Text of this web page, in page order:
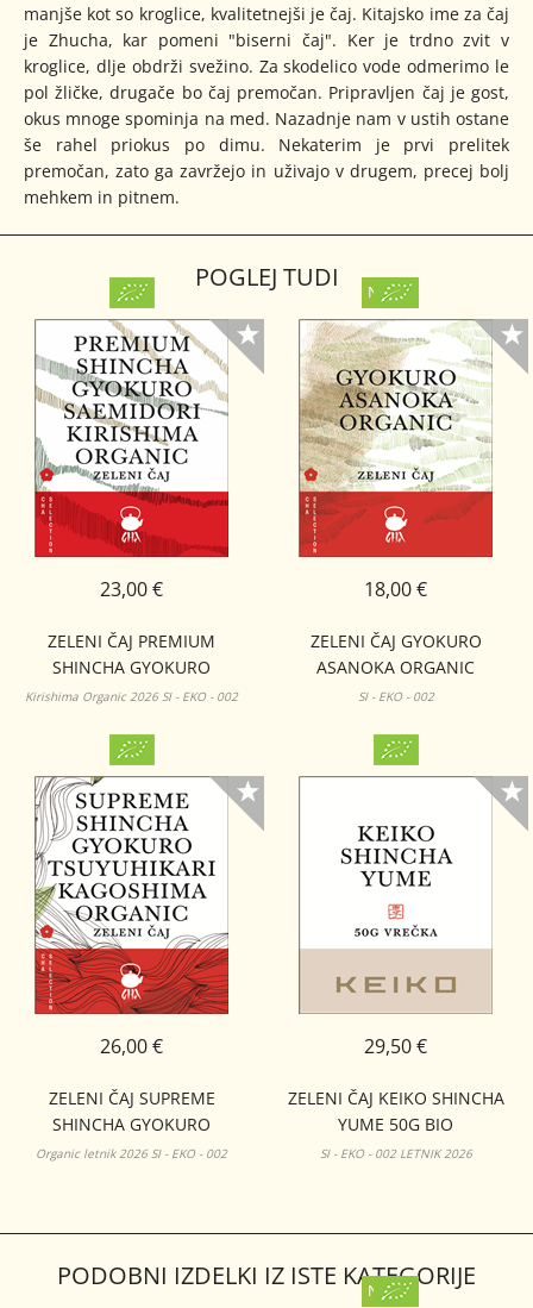
manjše kot so kroglice, kvalitetnejši je čaj. Kitajsko ime za čaj
je Zhucha, kar pomeni "biserni čaj". Ker je trdno zvit v
kroglice, dlje obdrži svežino. Za skodelico vode odmerimo le
pol žličke, drugače bo čaj premočan. Pripravljen čaj je gost,
okus mnoge spominja na med. Nazadnje nam v ustih ostane
še rahel priokus po dimu. Nekaterim je prvi prelitek
premočan, zato ga zavržejo in uživajo v drugem, precej bolj
mehkem in pitnem.
POGLEJ TUDI
ZELENI ČAJ PREMIUM
SHINCHA GYOKURO
SAEMIDORI KIRISHIMA
Kirishima Organic 2026 SI - EKO - 002
23,00 €
ZELENI ČAJ GYOKURO
ASANOKA ORGANIC
SI - EKO - 002
18,00 €
ZELENI ČAJ SUPREME
SHINCHA GYOKURO
TSUYUHIKARI KAGOSHIMA
Organic letnik 2026 SI - EKO - 002
26,00 €
ZELENI ČAJ KEIKO SHINCHA
YUME 50G BIO
SI - EKO - 002 LETNIK 2026
29,50 €
PODOBNI IZDELKI IZ ISTE KATEGORIJE